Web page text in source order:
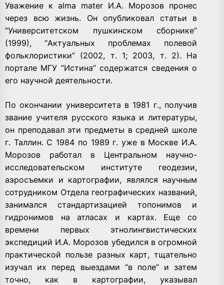
Уважение к alma mater И.А. Морозов пронес
через всю жизнь. Он опубликовал статьи в
“Университетском пушкинском сборнике”
(1999), “Актуальных проблемах полевой
фольклористики” (2002, т. 1; 2003, т. 2). На
портале МГУ “Истина” содержатся сведения о
его научной деятельности.
По окончании университета в 1981 г., получив
звание учителя русского языка и литературы,
он преподавал эти предметы в средней школе
г. Таллин. С 1984 по 1989 г. уже в Москве И.А.
Морозов работал в Центральном научно-
исследовательском институте геодезии,
аэросъемки и картографии, являлся научным
сотрудником Отдела географических названий,
занимался стандартизацией топонимов и
гидронимов на атласах и картах. Еще со
времени первых этнолингвистических
экспедиций И.А. Морозов убедился в огромной
практической пользе разных карт, тщательно
изучал их перед выездами “в поле” и затем
точно, как в картографии, указывал